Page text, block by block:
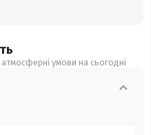
умови на сьогодні